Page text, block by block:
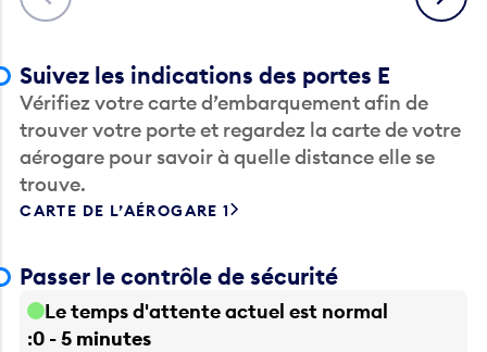
Suivez les indications des portes E
Vérifiez votre carte d’embarquement afin de
trouver votre porte et regardez la carte de votre
aérogare pour savoir à quelle distance elle se
trouve.
CARTE DE L’AÉROGARE 1
Passer le contrôle de sécurité
Le temps d'attente actuel est normal
0 - 5 minutes